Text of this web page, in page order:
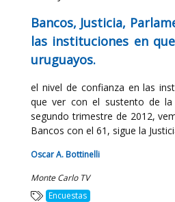
Bancos, Justicia,
las instituciones en
uruguayos.
el nivel de confianza en las
que ver con el sustento de la
segundo trimestre de 2012,
Bancos con el 61, sigue la
Oscar A. Bottinelli
Monte Carlo TV
Encuestas